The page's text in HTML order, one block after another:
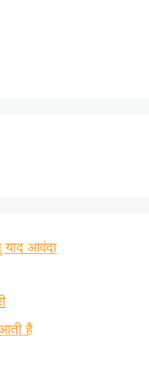
याद आवंदा
है